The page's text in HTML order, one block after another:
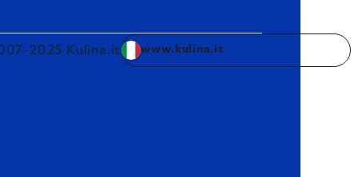
Kulina.it www.kulina.it